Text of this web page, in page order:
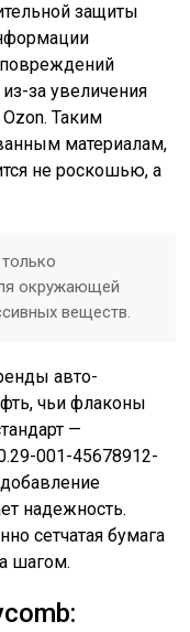
защиты
за увеличения
Таким
материалам,
не роскошью, а
окружающей
веществ.
авто-
чьи флаконы
—
001-45678912-
надежность.
сетчатая бумага
шагом.